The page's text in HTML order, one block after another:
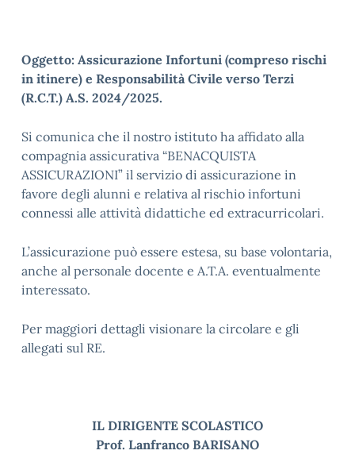
Oggetto: Assicurazione Infortuni (compreso rischi
in itinere) e Responsabilità Civile verso Terzi
(R.C.T.) A.S. 2024/2025.
Si comunica che il nostro istituto ha affidato alla
compagnia assicurativa “BENACQUISTA
ASSICURAZIONI” il servizio di assicurazione in
favore degli alunni e relativa al rischio infortuni
connessi alle attività didattiche ed extracurricolari.
L’assicurazione può essere estesa, su base volontaria,
anche al personale docente e A.T.A. eventualmente
interessato.
Per maggiori dettagli visionare la circolare e gli
allegati sul RE.
IL DIRIGENTE SCOLASTICO
Prof. Lanfranco BARISANO